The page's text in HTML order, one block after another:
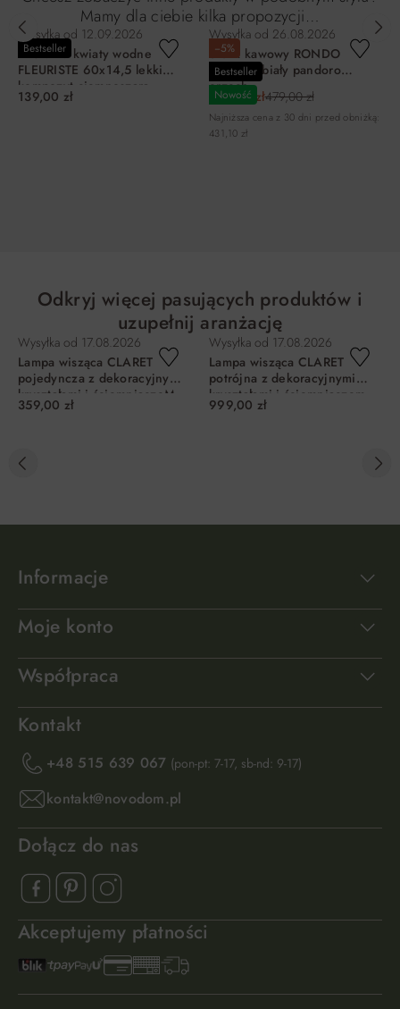
Mamy dla ciebie kilka propozycji…
Bestseller
Wysyłka od 12.09.2026
Miska na kwiaty wodne
FLEURISTE 60x14,5 lekki
kompozyt ciemnoszara
139,00 zł
−5%
Bestseller
Nowość
Wysyłka od 26.08.2026
Stolik kawowy RONDO
FI80X35 biały pandoro
orzech
455,05 zł479,00 zł
Najniższa cena z 30 dni przed obniżką:
431,10 zł
Odkryj więcej pasujących produktów i
uzupełnij aranżację
Wysyłka od 17.08.2026
Lampa wisząca CLARET
pojedyncza z dekoracyjnymi
kryształami i ściemniaczeM
typu "klik"
359,00 zł
Wysyłka od 17.08.2026
Lampa wisząca CLARET
potrójna z dekoracyjnymi
kryształami i ściemniaczem
typu "klik"
999,00 zł
Informacje
Moje konto
Współpraca
Kontakt
+48 515 639 067 (pon-pt: 7-17, sb-nd: 9-17)
kontakt@novodom.pl
Dołącz do nas
Akceptujemy płatności